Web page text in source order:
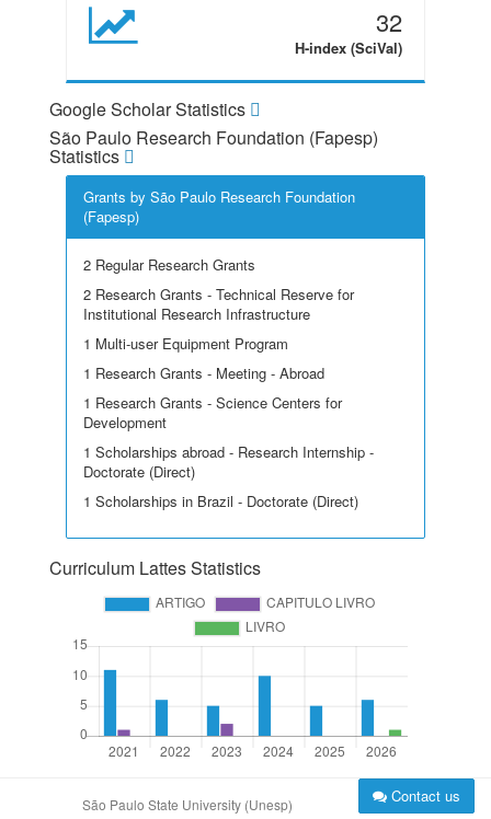
32
H-index (SciVal)
Google Scholar Statistics
São Paulo Research Foundation (Fapesp)
Statistics
Grants by São Paulo Research Foundation
(Fapesp)
2 Regular Research Grants
2 Research Grants - Technical Reserve for
Institutional Research Infrastructure
1 Multi-user Equipment Program
1 Research Grants - Meeting - Abroad
1 Research Grants - Science Centers for
Development
1 Scholarships abroad - Research Internship -
Doctorate (Direct)
1 Scholarships in Brazil - Doctorate (Direct)
Curriculum Lattes Statistics
São Paulo State University (Unesp) Contact us